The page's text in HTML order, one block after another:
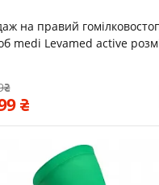
на правий
medi Levamed active